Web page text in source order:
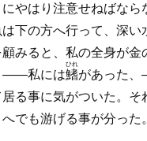
やはり注意せねばなら
下の方へ行って、深い
みると、私の全身が金
――私には鰭
ひれ
があった
る事に気がついた。そ
でも游げる事が分った。